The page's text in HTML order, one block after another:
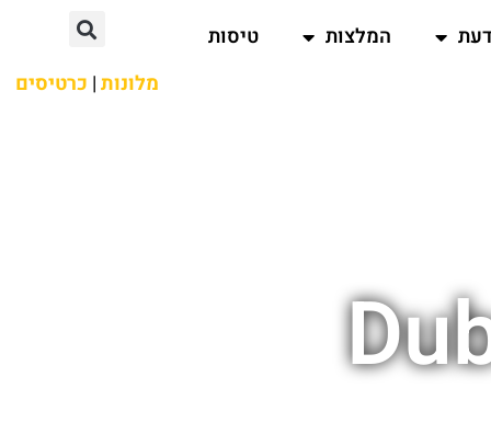
המלצות
טיסות
מלונות| כרטיסים